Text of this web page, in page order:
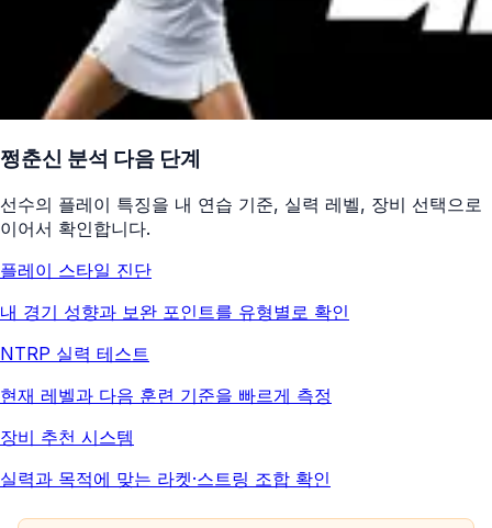
쩡춘신 분석 다음 단계
선수의 플레이 특징을 내 연습 기준, 실력 레벨, 장비 선택으로
이어서 확인합니다.
플레이 스타일 진단
내 경기 성향과 보완 포인트를 유형별로 확인
NTRP 실력 테스트
현재 레벨과 다음 훈련 기준을 빠르게 측정
장비 추천 시스템
실력과 목적에 맞는 라켓·스트링 조합 확인